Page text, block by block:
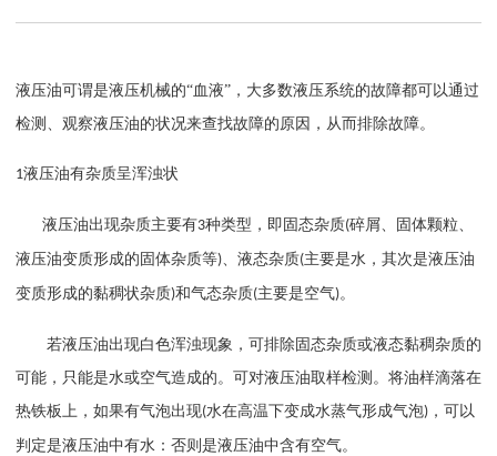
液压油可谓是液压机械的“血液”，大多数液压系统的故障都可以通过
检测、观察液压油的状况来查找故障的原因，从而排除故障。
1液压油有杂质呈浑浊状
液压油出现杂质主要有3种类型，即固态杂质(碎屑、固体颗粒、
液压油变质形成的固体杂质等)、液态杂质(主要是水，其次是液压油
变质形成的黏稠状杂质)和气态杂质(主要是空气)。
若液压油出现白色浑浊现象，可排除固态杂质或液态黏稠杂质的
可能，只能是水或空气造成的。可对液压油取样检测。将油样滴落在
热铁板上，如果有气泡出现(水在高温下变成水蒸气形成气泡) ，可以
判定是液压油中有水：否则是液压油中含有空气。